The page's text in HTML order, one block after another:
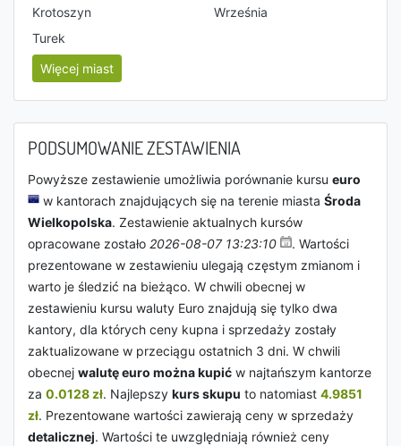
Krotoszyn
Września
Turek
Więcej miast
PODSUMOWANIE ZESTAWIENIA
Powyższe zestawienie umożliwia porównanie kursu euro
w kantorach znajdujących się na terenie miasta Środa
Wielkopolska. Zestawienie aktualnych kursów
opracowane zostało 2026-08-07 13:23:10
. Wartości
prezentowane w zestawieniu ulegają częstym zmianom i
warto je śledzić na bieżąco. W chwili obecnej w
zestawieniu kursu waluty Euro znajdują się tylko dwa
kantory, dla których ceny kupna i sprzedaży zostały
zaktualizowane w przeciągu ostatnich 3 dni. W chwili
obecnej walutę euro można kupić w najtańszym kantorze
za 0.0128 zł. Najlepszy kurs skupu to natomiast 4.9851
zł. Prezentowane wartości zawierają ceny w sprzedaży
detalicznej. Wartości te uwzględniają również ceny